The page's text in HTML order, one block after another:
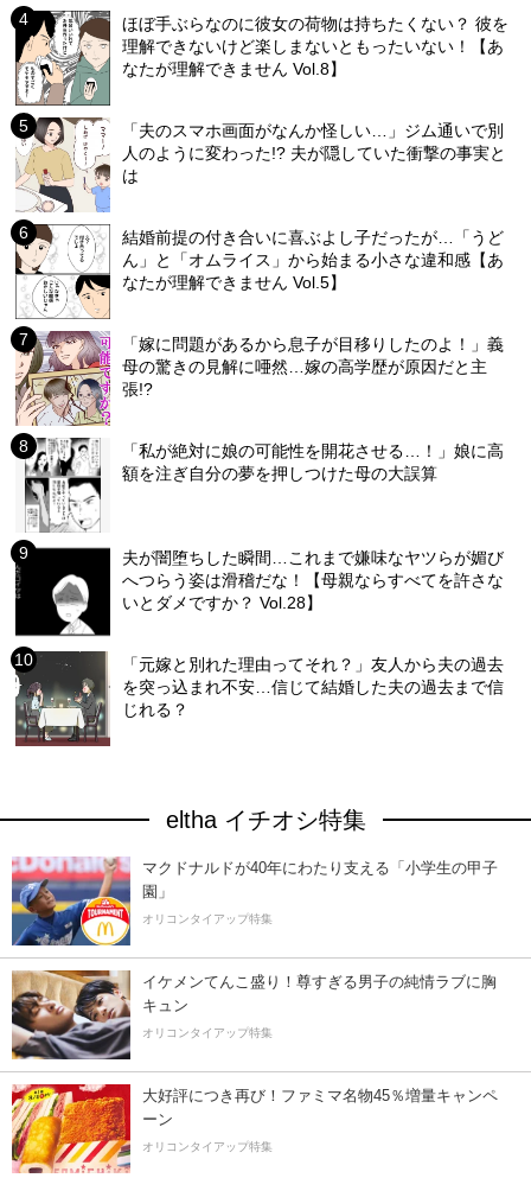
ほぼ手ぶらなのに彼女の荷物は持ちたくない？ 彼を
理解できないけど楽しまないともったいない！【あ
なたが理解できません Vol.8】
「夫のスマホ画面がなんか怪しい…」ジム通いで別
人のように変わった!? 夫が隠していた衝撃の事実と
は
結婚前提の付き合いに喜ぶよし子だったが…「うど
ん」と「オムライス」から始まる小さな違和感【あ
なたが理解できません Vol.5】
「嫁に問題があるから息子が目移りしたのよ！」義
母の驚きの見解に唖然…嫁の高学歴が原因だと主
張!?
「私が絶対に娘の可能性を開花させる…！」娘に高
額を注ぎ自分の夢を押しつけた母の大誤算
夫が闇堕ちした瞬間…これまで嫌味なヤツらが媚び
へつらう姿は滑稽だな！【母親ならすべてを許さな
いとダメですか？ Vol.28】
「元嫁と別れた理由ってそれ？」友人から夫の過去
を突っ込まれ不安…信じて結婚した夫の過去まで信
じれる？
eltha イチオシ特集
マクドナルドが40年にわたり支える「小学生の甲子
園」
オリコンタイアップ特集
イケメンてんこ盛り！尊すぎる男子の純情ラブに胸
キュン
オリコンタイアップ特集
大好評につき再び！ファミマ名物45％増量キャンペ
ーン
オリコンタイアップ特集